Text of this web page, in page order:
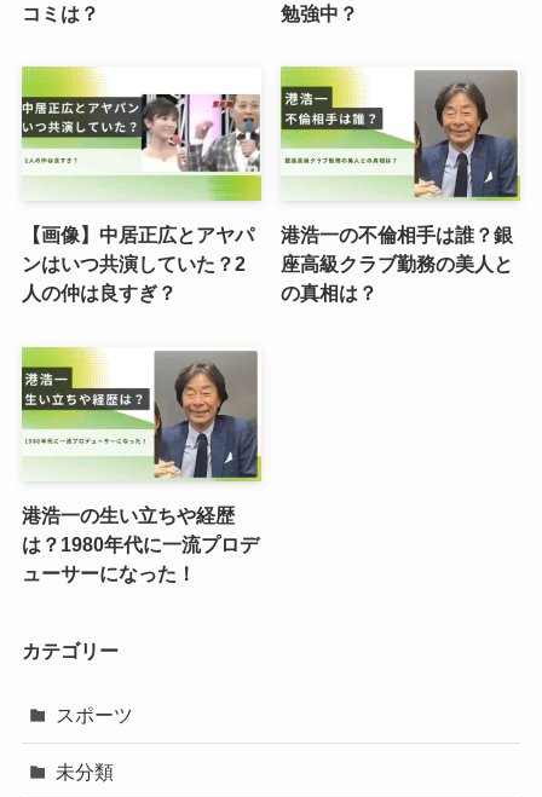
コミは？
勉強中？
【画像】中居正広とアヤパ
ンはいつ共演していた？2
人の仲は良すぎ？
港浩一の不倫相手は誰？銀
座高級クラブ勤務の美人と
の真相は？
港浩一の生い立ちや経歴
は？1980年代に一流プロデ
ューサーになった！
カテゴリー
スポーツ
未分類